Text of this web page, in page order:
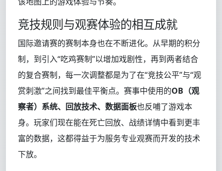
竞技规则与观赛体验的相互成就
国际邀请赛的赛制本身也在不断进化。从早期的积分
制，到引入“吃鸡赛制”以增加戏剧性，再到两者结合
的复合赛制，每一次调整都是为了在“竞技公平”与“观
赏刺激”之间找到最佳平衡点。赛事中使用的OB（观
察者）系统、回放技术、数据面板也反哺了游戏本
身。玩家们现在能在死亡回放、战绩详情中看到更丰
富的数据，这都得益于为服务专业观赛而开发的技术
下放。